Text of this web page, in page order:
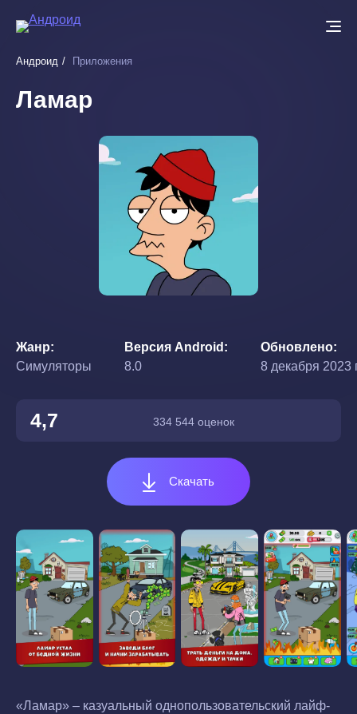
основному
Андроид Приложения
Ламар
Жанр
Симуляторы
Версия Android
8.0
Обновлено
8 декабря 2023
4,7 334 544 оценок
Скачать
«Ламар» – казуальный однопользовательский лайф-